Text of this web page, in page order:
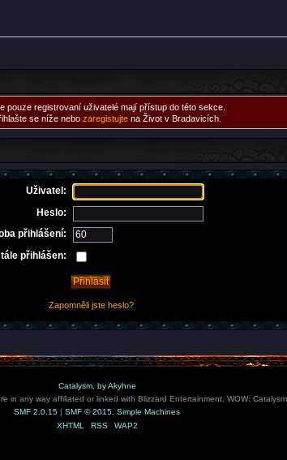
pouze registrovaní uživatelé mají přístup do této sekce.
se níže nebo zaregistujte na Život v Bradavicích.
Uživatel:
Heslo:
přihlášení:
přihlášen:
Zapomněli jste heslo?
Catalysm, by Akyhne
any way affiliated or linked with Blizzard Entertainment, WOW:
SMF 2.0.15 | SMF © 2015 Simple Machines
XHTML
RSS WAP2